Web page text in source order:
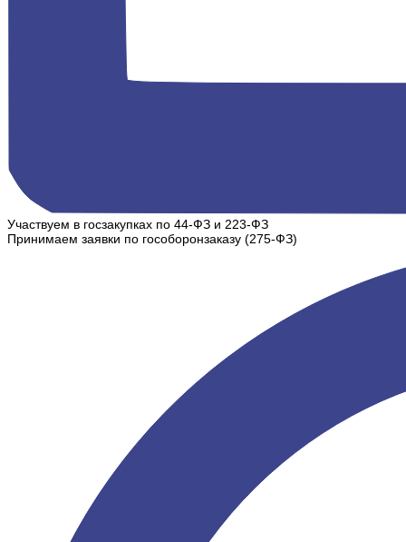
Участвуем в госзакупках по 44-ФЗ и 223-ФЗ
Принимаем заявки по гособоронзаказу (275-ФЗ)